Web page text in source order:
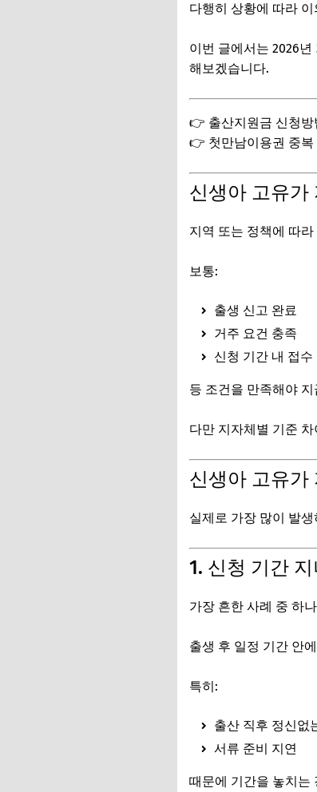
다행히 상황에 따라
이번 글에서는 2026
해보겠습니다.
👉 출산지원금 신청방
👉 첫만남이용권 중복
신생아 고유가
지역 또는 정책에 따
보통:
출생 신고 완료
거주 요건 충족
신청 기간 내 접수
등 조건을 만족해야
다만 지자체별 기준
신생아 고유가
실제로 가장 많이 발
1. 신청 기간
가장 흔한 사례 중 하
출생 후 일정 기간 안
특히:
출산 직후 정신없
서류 준비 지연
때문에 기간을 놓치는